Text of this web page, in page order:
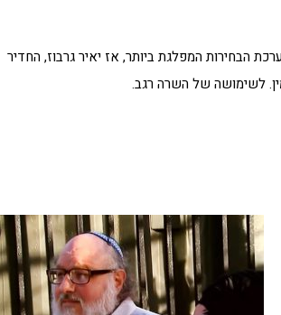
הבחירות המפלגת ביותר, אז יאיר גרבוז, החדיר
לשימושה של השרה רגב.